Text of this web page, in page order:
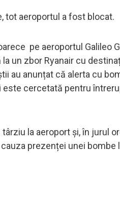
tot aeroportul a fost blocat.
pe aeroportul Galileo
un zbor Ryanair cu
au anunțat că alerta cu
este cercetată pentru
la aeroport și, în jurul
prezenței unei bombe